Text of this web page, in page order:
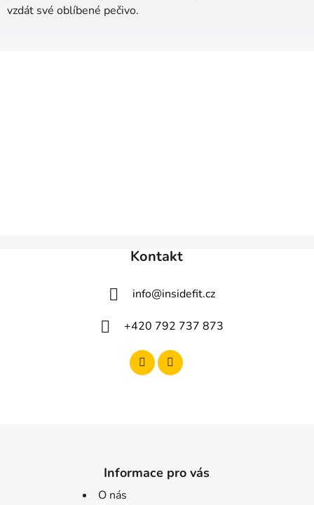
vzdát své oblíbené pečivo.
Kontakt
info@insidefit.cz
+420 792 737 873
Informace pro vás
O nás